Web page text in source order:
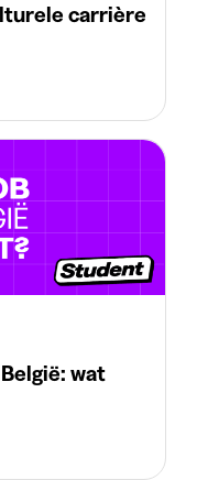
carrière
wat